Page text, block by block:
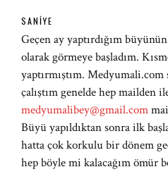
SANIYE
Geçen ay yaptırdığım
olarak görmeye başladım.
yaptırmıştım.
çalıştım genelde hep mailden
medyumalibey@gmail.com
Büyü yapıldıktan sonra ilk
hatta çok korkulu bir dönem
hep böyle mi kalacağım ömür